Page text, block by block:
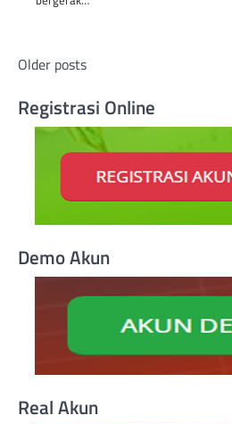
Posts
navigation
Older posts
Registrasi Online
Demo Akun
Real Akun